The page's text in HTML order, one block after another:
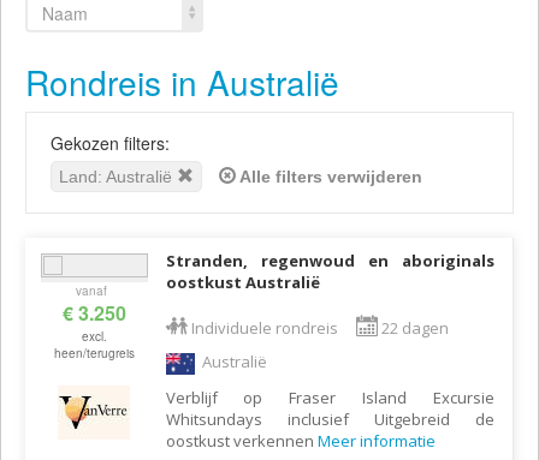
Naam
Rondreis in Australië
Gekozen filters:
Land: Australië Alle filters verwijderen
vanaf
€ 3.250
excl.
heen/terugreis
Stranden, regenwoud en aboriginals
oostkust Australië
Individuele rondreis
22 dagen
Australië
Verblijf op Fraser Island Excursie
Whitsundays inclusief Uitgebreid de
oostkust verkennen Meer informatie